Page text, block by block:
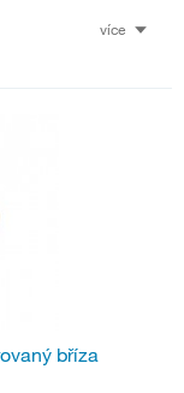
více
bříza